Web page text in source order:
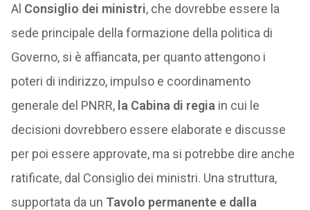
Al Consiglio dei ministri, che dovrebbe essere la
sede principale della formazione della politica di
Governo, si è affiancata, per quanto attengono i
poteri di indirizzo, impulso e coordinamento
generale del PNRR, la Cabina di regia in cui le
decisioni dovrebbero essere elaborate e discusse
per poi essere approvate, ma si potrebbe dire anche
ratificate, dal Consiglio dei ministri. Una struttura,
supportata da un Tavolo permanente e dalla